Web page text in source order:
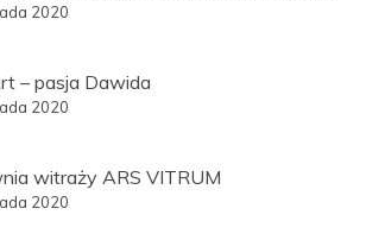
2020
– pasja Dawida
2020
witraży ARS VITRUM
2020